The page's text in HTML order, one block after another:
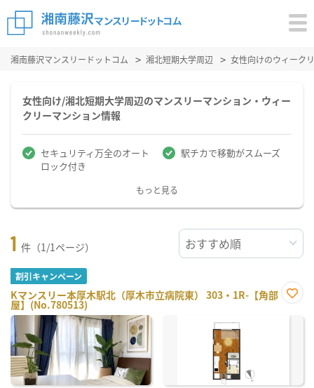
湘南藤沢マンスリードットコム 湘北短期大学周辺 女性向けのウィーク
女性向け/湘北短期大学周辺のマンスリーマンション・ウィー
クリーマンション情報
セキュリティ万全のオート
ロック付き
駅チカで移動がスムーズ
もっと見る
1 件（1/1ページ）
割引キャンペーン
Kマンスリー本厚木駅北（厚木市立病院東） 303・1R-【角部
屋】(No.780513)
に入